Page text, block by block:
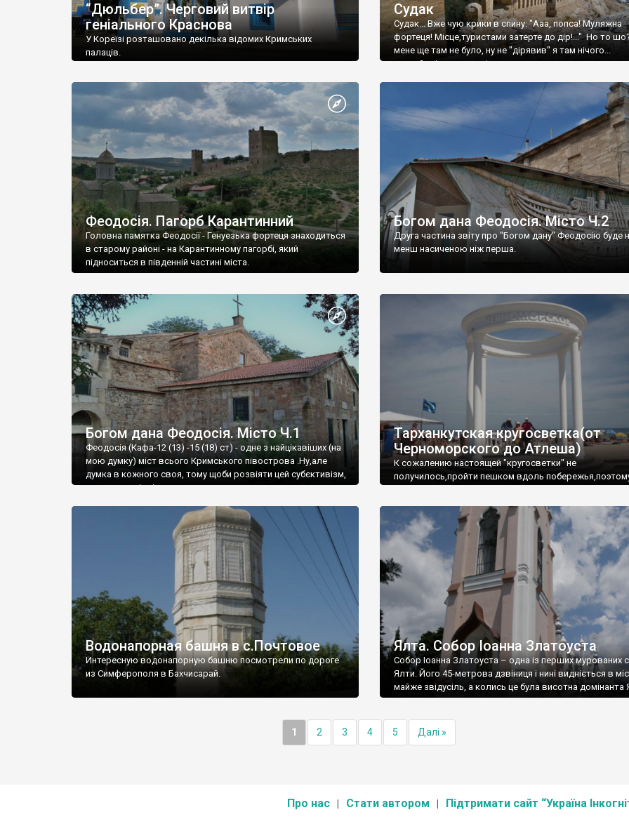
“Дюльбер”. Черговий витвір
геніального Краснова
У Кореїзі розташовано декілька відомих Кримських
палаців.
Судак
Судак... Вже чую крики в спину: "Ааа, попса! Муляжна
фортеця! Місце,туристами затерте до дір!..." Но то
мене ще там не було, ну не "дірявив" я там нічого...
принаймні до цього літа.
Феодосія. Пагорб Карантинний
Головна памятка Феодосії - Генуезька фортеця знаходиться
в старому районі - на Карантинному пагорбі, який
підноситься в південній частині міста.
Богом дана Феодосія. Місто Ч.2
Друга частина звіту про "Богом дану" Феодосію буде
менш насиченою ніж перша.
Богом дана Феодосія. Місто Ч.1
Феодосія (Кафа-12 (13) -15 (18) ст) - одне з найцікавіших (на
мою думку) міст всього Кримського півострова .Ну,але
думка в кожного своя, тому щоби розвіяти цей субєктивізм,
запрошую відвідати це
Тарханкутская кругосветка(от
Черноморского до Атлеша)
К сожалению настоящей "кругосветки" не
получилось,пройти пешком вдоль
Водонапорная башня в с.Почтовое
Интересную водонапорную башню посмотрели по дороге
из Симферополя в Бахчисарай.
Ялта. Собор Іоанна Златоуста
Собор Іоанна Златоуста – одна із перших мурованих
Ялти. Його 45-метрова дзвіниця і нині видніється в
майже звідусіль, а колись це була висотна домінанта
1 2 3 4 5 Далі »
Про нас Стати автором Підтримати сайт “Україна